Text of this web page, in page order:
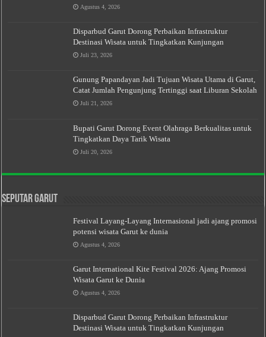
Agustus 4, 2026
Disparbud Garut Dorong Perbaikan Infrastruktur
Destinasi Wisata untuk Tingkatkan Kunjungan
Juli 23, 2026
Gunung Papandayan Jadi Tujuan Wisata Utama di Garut,
Catat Jumlah Pengunjung Tertinggi saat Liburan Sekolah
Juli 21, 2026
Bupati Garut Dorong Event Olahraga Berkualitas untuk
Tingkatkan Daya Tarik Wisata
Juli 20, 2026
Seputar Garut
Festival Layang-Layang Internasional jadi ajang promosi
potensi wisata Garut ke dunia
Agustus 4, 2026
Garut International Kite Festival 2026: Ajang Promosi
Wisata Garut ke Dunia
Agustus 4, 2026
Disparbud Garut Dorong Perbaikan Infrastruktur
Destinasi Wisata untuk Tingkatkan Kunjungan